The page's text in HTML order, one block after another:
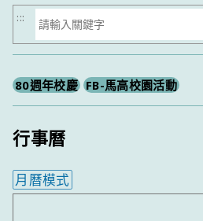
搜
尋
:::
80週年校慶 FB-馬高校園活動
行事曆
月曆模式